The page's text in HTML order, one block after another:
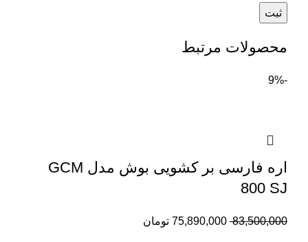
محصولات مرتبط
-9%
اره فارسی بر کشویی بوش مدل GCM
800 SJ
83,500,000
75,890,000 تومان